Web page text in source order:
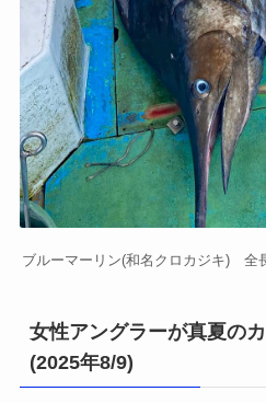
ブルーマーリン(和名クロカジキ) 全
女性アングラーが真夏の
(2025年8/9)